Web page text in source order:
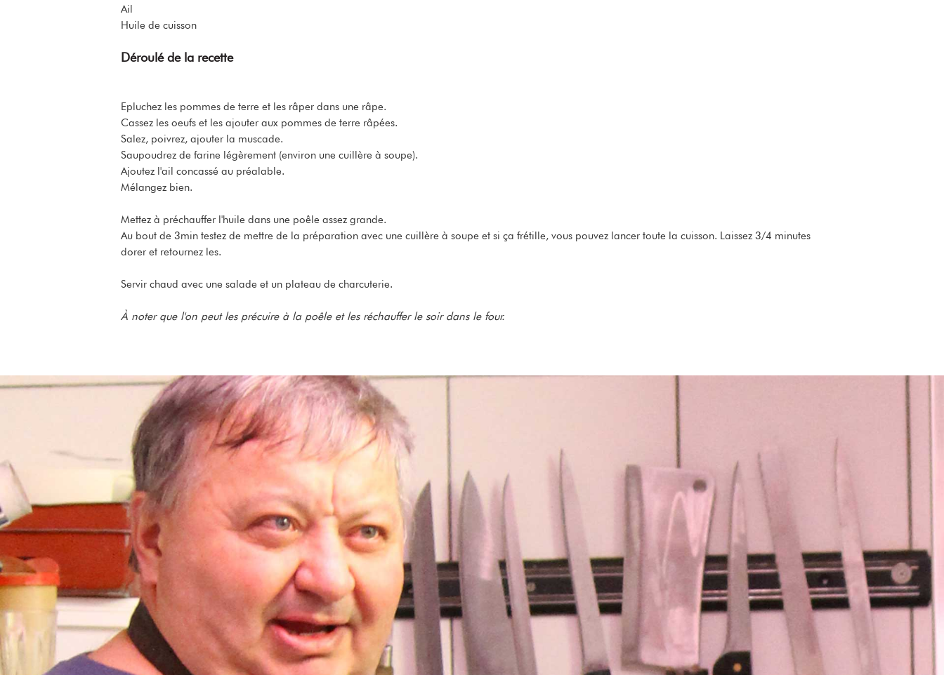
Ail
Huile de cuisson
Déroulé de la recette
Epluchez les pommes de terre et les râper dans une râpe.
Cassez les oeufs et les ajouter aux pommes de terre râpées.
Salez, poivrez, ajouter la muscade.
Saupoudrez de farine légèrement (environ une cuillère à soupe).
Ajoutez l'ail concassé au préalable.
Mélangez bien.
Mettez à préchauffer l'huile dans une poêle assez grande.
Au bout de 3min testez de mettre de la préparation avec une cuillère à soupe et si ça frétille, vous pouvez lancer toute la cuisson. Laissez 3/4 minutes
dorer et retournez les.
Servir chaud avec une salade et un plateau de charcuterie.
À noter que l'on peut les précuire à la poêle et les réchauffer le soir dans le four.